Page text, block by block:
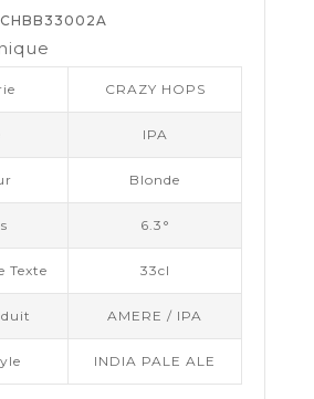
CRAZY HOPS
IPA
Blonde
6.3°
Texte 33cl
AMERE / IPA
INDIA PALE ALE